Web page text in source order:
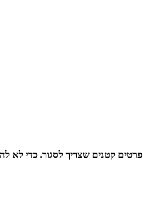
קטנים שצריך לסגור. כדי לא